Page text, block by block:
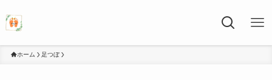
ホーム 足つぼ